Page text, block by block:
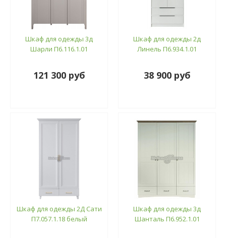
Шкаф для одежды 3д
Шарли П6.116.1.01
121 300 руб
Шкаф для одежды 2д
Линель П6.934.1.01
38 900 руб
Шкаф для одежды 2Д Сати
П7.057.1.18 белый
Шкаф для одежды 3д
Шанталь П6.952.1.01